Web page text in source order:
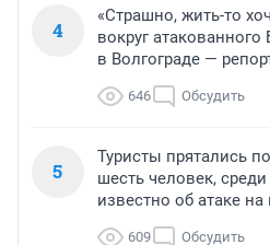
4
«Страшно, жить-то
вокруг
в Волгограде —
646 Обсудить
5
Туристы прятались
шесть человек,
известно об атаке
609 Обсудить